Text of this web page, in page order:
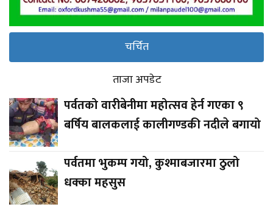
चर्चित
ताजा अपडेट
पर्वतको वारीबेनीमा महोत्सव हेर्न गएका ९
बर्षिय बालकलाई कालीगण्डकी नदीले बगायो
पर्वतमा भुकम्प गयो, कुश्माबजारमा ठुलो
धक्का महसुस